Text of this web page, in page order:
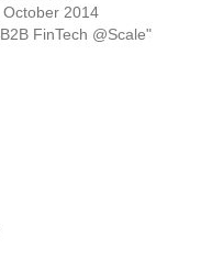
October 2014
FinTech @Scale"